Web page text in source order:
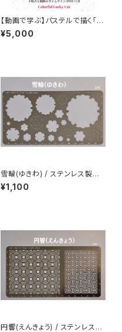
【動画で学ぶ】パステルで描く「カ
ラフルラッキーキャット」
¥5,000
雪輪(ゆきわ) / ステンレス製ス
テンシル(z45)
¥1,100
円響(えんきょう) / ステンレス製